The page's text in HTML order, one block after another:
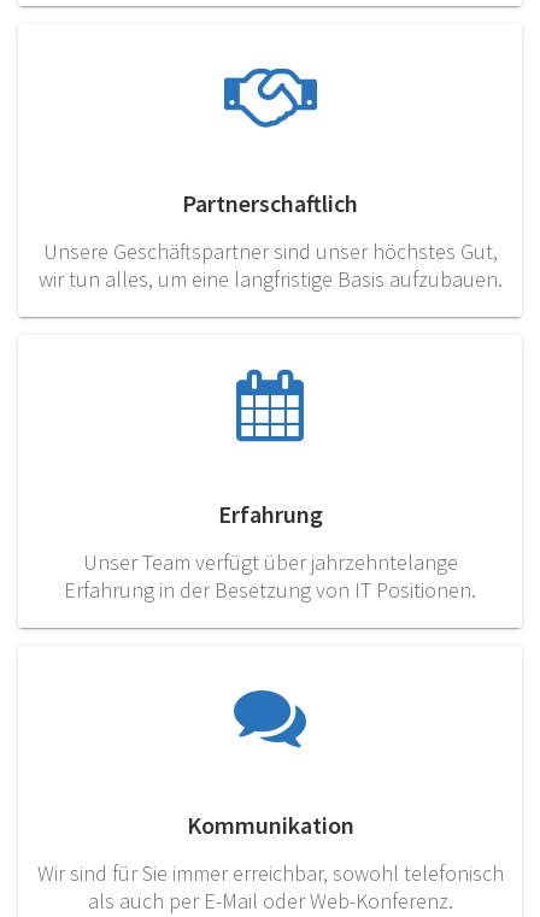
Partnerschaftlich
Unsere Geschäftspartner sind unser höchstes Gut,
wir tun alles, um eine langfristige Basis aufzubauen.
Erfahrung
Unser Team verfügt über jahrzehntelange
Erfahrung in der Besetzung von IT Positionen.
Kommunikation
Wir sind für Sie immer erreichbar, sowohl telefonisch
als auch per E-Mail oder Web-Konferenz.